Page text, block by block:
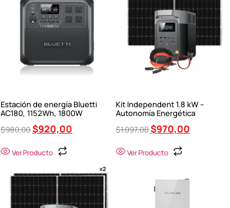
Estación de energía Bluetti
AC180, 1152Wh, 1800W
$980,00$920,00
Ver Producto
Kit Independent 1.8 kW –
Autonomía Energética
$1.097,00$970,00
Ver Producto